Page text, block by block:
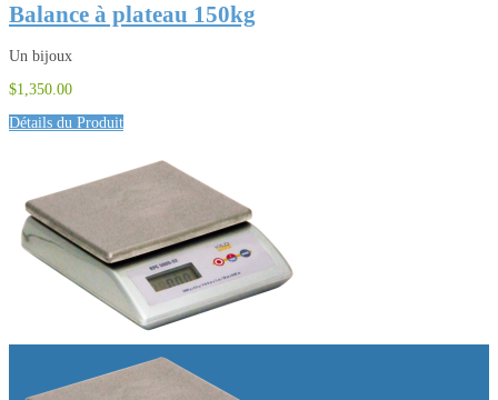
Balance à plateau 150kg
Un bijoux
$1,350.00
Détails du Produit